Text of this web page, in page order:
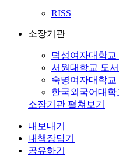
RISS
소장기관
덕성여자대학
서원대학교 도
숙명여자대학
한국외국어대
소장기관 펼쳐보기
내보내기
내책장담기
공유하기